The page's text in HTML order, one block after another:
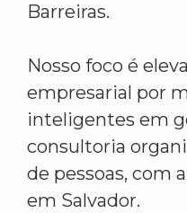
Barreiras.
Nosso foco é
empresarial por
inteligentes em
consultoria
de pessoas, com
em Salvador.